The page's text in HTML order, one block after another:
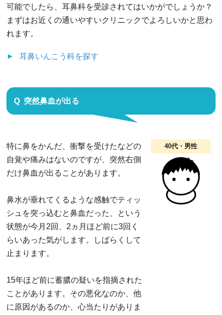
可能でしたら、耳鼻科を受診されてはいかがでしょうか？
まずはお近くの通いやすいクリニックでよろしいかと思わ
れます。
耳鼻いんこう科を探す
突然鼻血が出る
40代・男性
特に鼻をかんだ、衝撃を受けたなどの
自覚や痛みはないのですが、突然右側
だけ鼻血が出ることがあります。
鼻水が垂れてくるような感触でティッ
シュを突っ込むと鼻血だった、という
状態が今月2回、2ヵ月ほど前に3回く
らいあった気がします。しばらくして
止まります。
15年ほど前に蓄膿の疑いを指摘された
ことがあります。その悪化なのか、他
に原因があるのか、心当たりがありま